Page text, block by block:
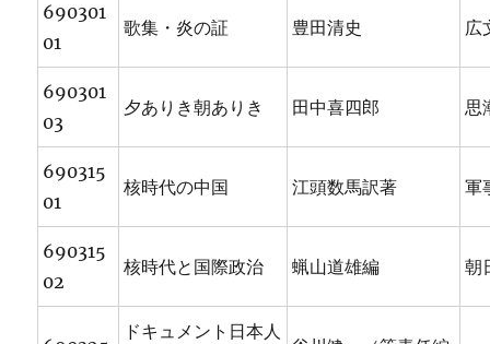
690301
01
歌集・炎の証 豊田清史 広
690301
03
夕ありき朝ありき 田中喜四郎 思
690315
01
核時代の中国 江頭数馬訳著 軍
690315
02
核時代と国際政治 蝋山道雄編 朝
ドキュメント日本人